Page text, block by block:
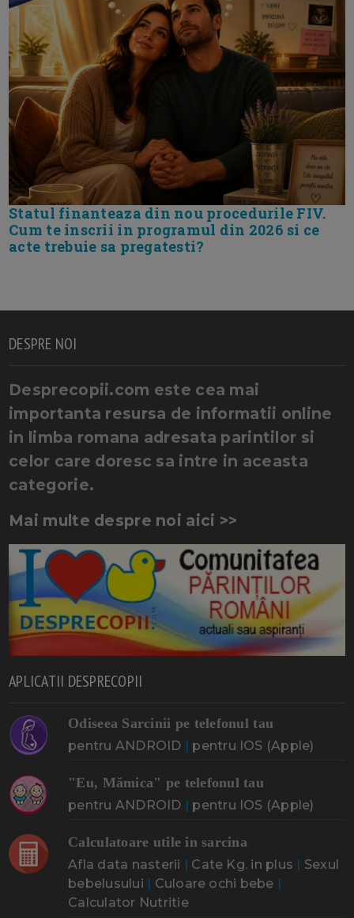
Statul finanteaza din nou procedurile FIV.
Cum te inscrii in programul din 2026 si ce
acte trebuie sa pregatesti?
DESPRE NOI
Desprecopii.com este cea mai
importanta resursa de informatii online
in limba romana adresata parintilor si
celor care doresc sa intre in aceasta
categorie.
Mai multe despre noi aici >>
APLICATII DESPRECOPII
Odiseea Sarcinii pe telefonul tau
pentru ANDROID | pentru IOS (Apple)
"Eu, Mămica" pe telefonul tau
pentru ANDROID | pentru IOS (Apple)
Calculatoare utile in sarcina
Afla data nasterii | Cate Kg. in plus | Sexul
bebelusului | Culoare ochi bebe |
Calculator Nutritie